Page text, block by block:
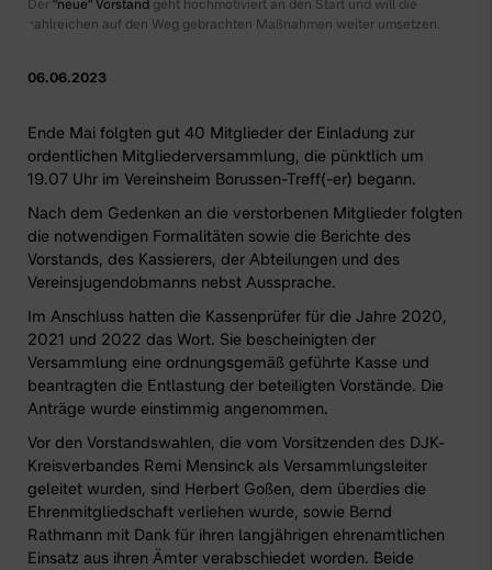
Der "neue" Vorstand geht hochmotiviert an den Start und will die
zahlreichen auf den Weg gebrachten Maßnahmen weiter umsetzen.
06.06.2023
Ende Mai folgten gut 40 Mitglieder der Einladung zur
ordentlichen Mitgliederversammlung, die pünktlich um
19.07 Uhr im Vereinsheim Borussen-Treff(-er) begann.
Nach dem Gedenken an die verstorbenen Mitglieder folgten
die notwendigen Formalitäten sowie die Berichte des
Vorstands, des Kassierers, der Abteilungen und des
Vereinsjugendobmanns nebst Aussprache.
Im Anschluss hatten die Kassenprüfer für die Jahre 2020,
2021 und 2022 das Wort. Sie bescheinigten der
Versammlung eine ordnungsgemäß geführte Kasse und
beantragten die Entlastung der beteiligten Vorstände. Die
Anträge wurde einstimmig angenommen.
Vor den Vorstandswahlen, die vom Vorsitzenden des DJK-
Kreisverbandes Remi Mensinck als Versammlungsleiter
geleitet wurden, sind Herbert Goßen, dem überdies die
Ehrenmitgliedschaft verliehen wurde, sowie Bernd
Rathmann mit Dank für ihren langjährigen ehrenamtlichen
Einsatz aus ihren Ämter verabschiedet worden. Beide